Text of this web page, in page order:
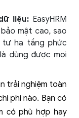
liệu: EasyHRM
mật cao, sao
tư hạ tầng phức
dùng được mọi
trải nghiệm toàn
phí nào. Bạn có
có phù hợp hay